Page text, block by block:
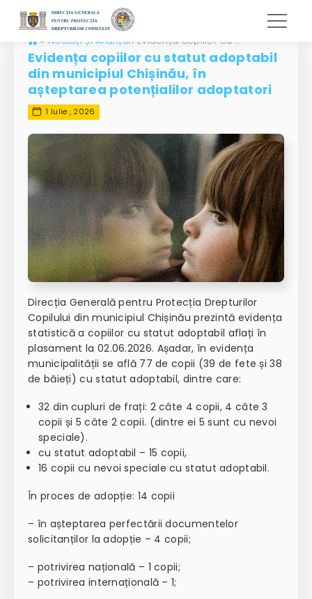
» Noutăți și Anunțuri Evidența copiilor cu statut adoptabil din municipiul Chișinău, în așteptarea potențialilor adoptatori
Evidența copiilor cu statut adoptabil
din municipiul Chișinău, în
așteptarea potențialilor adoptatori
1 Iulie , 2026
Direcția Generală pentru Protecția Drepturilor
Copilului din municipiul Chișinău prezintă evidența
statistică a copiilor cu statut adoptabil aflați în
plasament la 02.06.2026. Așadar, în evidența
municipalității se află 77 de copii (39 de fete și 38
de băieți) cu statut adoptabil, dintre care:
32 din cupluri de frați: 2 câte 4 copii, 4 câte 3
copii și 5 câte 2 copii. (dintre ei 5 sunt cu nevoi
speciale).
cu statut adoptabil – 15 copii,
16 copii cu nevoi speciale cu statut adoptabil.
În proces de adopție: 14 copii
– în așteptarea perfectării documentelor
solicitanților la adopție – 4 copii;
– potrivirea națională – 1 copii;
– potrivirea internațională – 1;